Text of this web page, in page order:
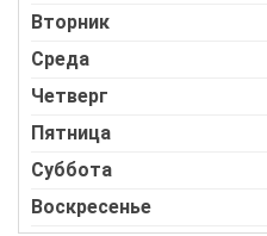
Вторник
Среда
Четверг
Пятница
Суббота
Воскресенье